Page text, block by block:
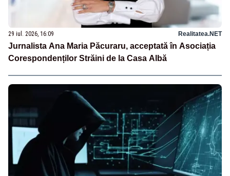
29 iul. 2026, 16:09 Realitatea.NET
Jurnalista Ana Maria Păcuraru, acceptată în Asociația
Corespondenților Străini de la Casa Albă